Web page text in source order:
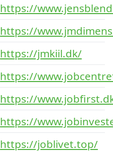
https://
https://
https://jmkiil.dk/
https://
https://
https://
https://joblivet.top/